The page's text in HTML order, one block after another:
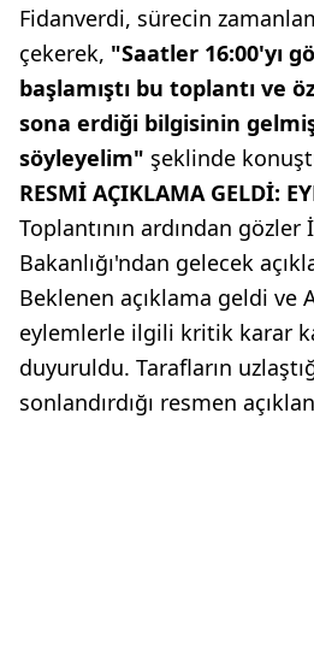
Fidanverdi, sürecin
çekerek, "Saatler 16:00'yı
başlamıştı bu toplantı ve
sona erdiği bilgisinin
söyleyelim" şeklinde
RESMİ AÇIKLAMA GELDİ:
Toplantının ardından gözler
Bakanlığı'ndan gelecek
Beklenen açıklama geldi ve
eylemlerle ilgili kritik karar
duyuruldu. Tarafların
sonlandırdığı resmen